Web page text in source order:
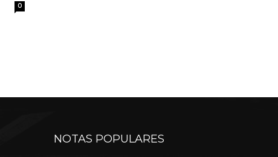
0
NOTAS POPULARES